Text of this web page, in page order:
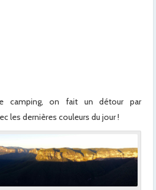
camping, on fait un détour par
les dernières couleurs du jour !